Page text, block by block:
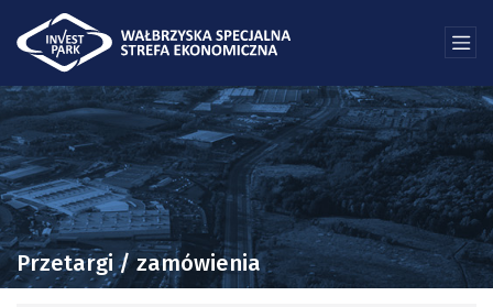
Przetargi / zamówienia